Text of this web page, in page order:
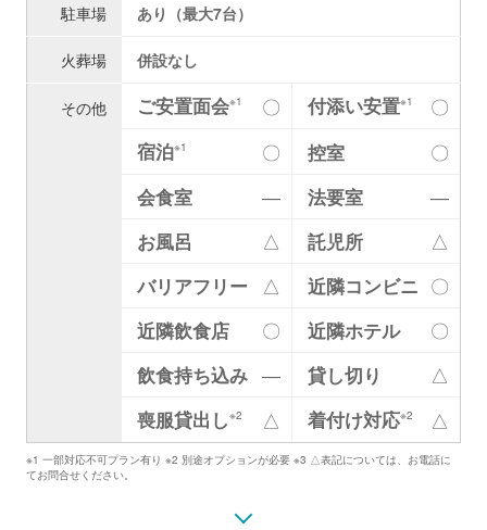
駐車場 あり（最大7台）
火葬場 併設なし
その他 ご安置面会※1 〇 付添い安置※1
〇
宿泊※1 〇 控室
〇
会食室
― 法要室
―
お風呂
△ 託児所
△
バリアフリー
△ 近隣コンビニ 〇
近隣飲食店
〇 近隣ホテル
〇
飲食持ち込み ― 貸し切り
△
喪服貸出し※2 △ 着付け対応※2 △
※1 一部対応不可プラン有り ※2 別途オプションが必要 ※3 △表記については、お電話に
てお問合せください。